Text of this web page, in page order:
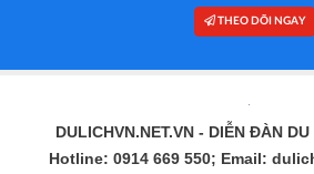
THEO DÕI NGAY
DULICHVN.NET.VN- DIỄN ĐÀN DU
Hotline: 0914 669 550; Email: